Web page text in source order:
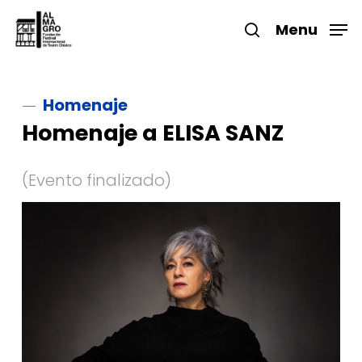
main
search
Menu
Homenaje
Homenaje a ELISA SANZ